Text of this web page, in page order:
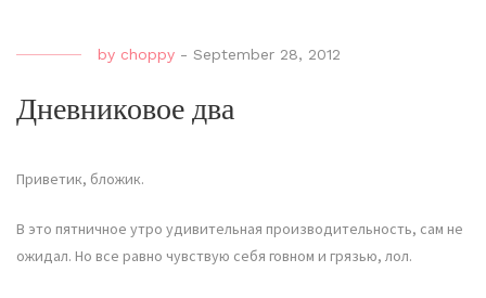
by choppy - September 28, 2012
Дневниковое два
Приветик, бложик.
В это пятничное утро удивительная производительность, сам не
ожидал. Но все равно чувствую себя говном и грязью, лол.